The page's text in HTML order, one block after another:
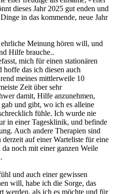
dieses Jahr 2025 gut enden und
in das kommende, neue Jahr
Meinung hören will, und
Hilfe brauche..
mich für einen stationären
das ich diesen auch
meines mittlerweile 10
Zeit über sehr
damit, Hilfe anzunehmen,
und gibt, wo ich es alleine
fühle. Ich wurde nie
in einer Tagesklinik, und befinde
Auch andere Therapien sind
auf einer Warteliste für eine
noch mit einer ganzen Weile
und auch einer gewissen
will, habe ich die Sorge, das
werden, als ich es möchte und für